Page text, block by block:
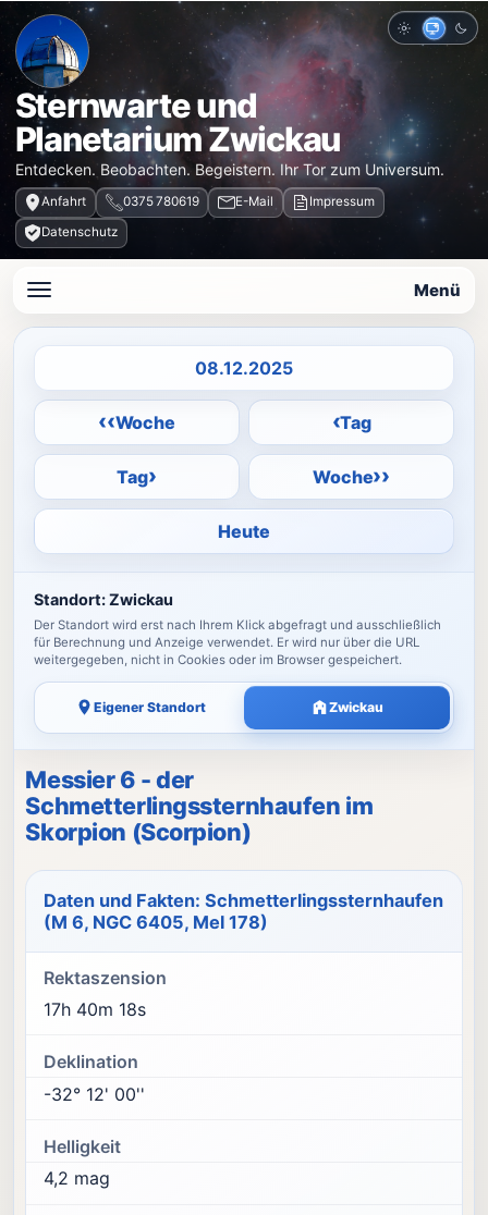
Sternwarte und
Planetarium Zwickau
Entdecken. Beobachten. Begeistern. Ihr Tor zum Universum.
Anfahrt 0375 780619 E-Mail
Impressum
Datenschutz
Hell Auto
Menü
‹‹Woche ‹Tag
Datum auswählen
Tag› Woche››
Heute
Standort:Zwickau
Der Standort wird erst nach Ihrem Klick abgefragt und ausschließlich
für Berechnung und Anzeige verwendet. Er wird nur über die URL
weitergegeben, nicht in Cookies oder im Browser gespeichert.
Eigener Standort Zwickau
Messier 6 - der
Schmetterlingssternhaufen im
Skorpion (Scorpion)
Daten und Fakten: Schmetterlingssternhaufen
(M 6, NGC 6405, Mel 178)
Rektaszension
17h 40m 18s
Deklination
-32° 12' 00''
Helligkeit
4,2 mag